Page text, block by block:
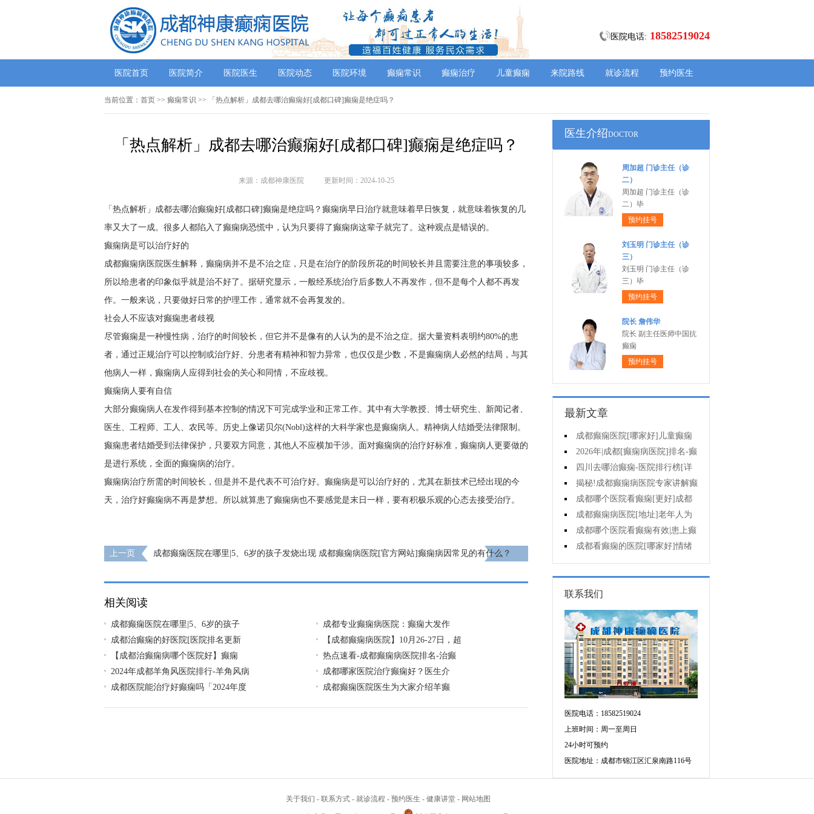
医院电话: 18582519024
医院首页 医院简介 医院医生 医院动态 医院环境 癫痫常识 癫痫治疗 儿童癫痫 来院路线 就诊流程 预约医生
当前位置： 首页 >> 癫痫常识 >> 「热点解析」成都去哪治癫痫好[成都口碑]癫痫是绝症吗？
「热点解析」成都去哪治癫痫好[成都口碑]癫痫是绝症吗？
来源：成都神康医院 更新时间：2024-10-25
「热点解析」成都去哪治癫痫好[成都口碑]癫痫是绝症吗？癫痫病早日治疗就意味着早日恢复，就意味着恢复的几
率又大了一成。很多人都陷入了癫痫病恐慌中，认为只要得了癫痫病这辈子就完了。这种观点是错误的。
癫痫病是可以治疗好的
成都癫痫病医院医生解释，癫痫病并不是不治之症，只是在治疗的阶段所花的时间较长并且需要注意的事项较多，
所以给患者的印象似乎就是治不好了。据研究显示，一般经系统治疗后多数人不再发作，但不是每个人都不再发
作。一般来说，只要做好日常的护理工作，通常就不会再复发的。
社会人不应该对癫痫患者歧视
尽管癫痫是一种慢性病，治疗的时间较长，但它并不是像有的人认为的是不治之症。据大量资料表明约80%的患
者，通过正规治疗可以控制或治疗好、分患者有精神和智力异常，也仅仅是少数，不是癫痫病人必然的结局，与其
他病人一样，癫痫病人应得到社会的关心和同情，不应歧视。
癫痫病人要有自信
大部分癫痫病人在发作得到基本控制的情况下可完成学业和正常工作。其中有大学教授、博士研究生、新闻记者、
医生、工程师、工人、农民等。历史上像诺贝尔(Nobl)这样的大科学家也是癫痫病人。精神病人结婚受法律限制。
癫痫患者结婚受到法律保护，只要双方同意，其他人不应横加干涉。面对癫痫病的治疗好标准，癫痫病人更要做的
是进行系统，全面的癫痫病的治疗。
癫痫病治疗所需的时间较长，但是并不是代表不可治疗好。癫痫病是可以治疗好的，尤其在新技术已经出现的今
天，治疗好癫痫病不再是梦想。所以就算患了癫痫病也不要感觉是末日一样，要有积极乐观的心态去接受治疗。
上一页
成都癫痫医院在哪里|5、6岁的孩子发烧出现 成都癫痫病医院[官方网站]癫痫病因常见的有什么？
相关阅读
成都癫痫医院在哪里|5、6岁的孩子
成都专业癫痫病医院：癫痫大发作
成都治癫痫的好医院[医院排名更新
【成都癫痫病医院】10月26-27日，超
【成都治癫痫病哪个医院好】癫痫
热点速看-成都癫痫病医院排名-治癫
2024年成都羊角风医院排行-羊角风病
成都哪家医院治疗癫痫好？医生介
成都医院能治疗好癫痫吗「2024年度
成都癫痫医院医生为大家介绍羊癫
医生介绍DOCTOR
周加超 门诊主任（诊
二）
周加超 门诊主任（诊
二）毕
预约挂号
刘玉明 门诊主任（诊
三）
刘玉明 门诊主任（诊
三）毕
预约挂号
院长 詹伟华
院长 副主任医师中国抗
癫痫
预约挂号
最新文章
成都癫痫医院[哪家好]儿童癫痫
什么时候会发作?
2026年|成都[癫痫病医院]排名-癫
痫要怎样去治疗?
四川去哪治癫痫-医院排行榜[详
细排名]怎么辨别是不是癫痫?
揭秘!成都癫痫病医院专家讲解癫
痫这种病能治疗好吗?
成都哪个医院看癫痫[更好]成都
医院治疗癫痫病要花多少钱?
成都癫痫病医院[地址]老年人为
何会患有癫痫?
成都哪个医院看癫痫有效|患上癫
痫有什么危害?
成都看癫痫的医院[哪家好]情绪
失控会导致癫痫发作吗?
联系我们
医院电话：18582519024
上班时间：周一至周日
24小时可预约
医院地址：成都市锦江区汇泉南路116号
关于我们 - 联系方式 - 就诊流程 - 预约医生 - 健康讲堂 - 网站地图